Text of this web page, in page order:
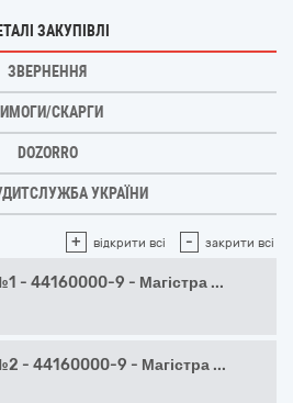
ЗАКУПІВЛІ
ЗВЕРНЕННЯ
СКАРГИ
DOZORRO
УКРАЇНИ
+ відкрити всі - закрити всі
- 44160000-9 - Магістра ...
- 44160000-9 - Магістра ...